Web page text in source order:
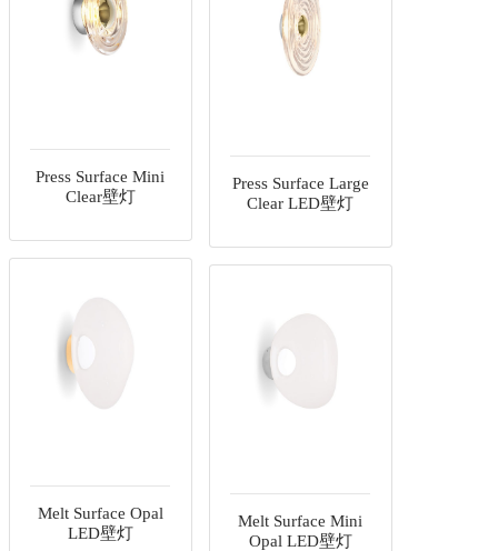
Press Surface Mini
Clear壁灯
Press Surface Large
Clear LED壁灯
Melt Surface Opal
LED壁灯
Melt Surface Mini
Opal LED壁灯